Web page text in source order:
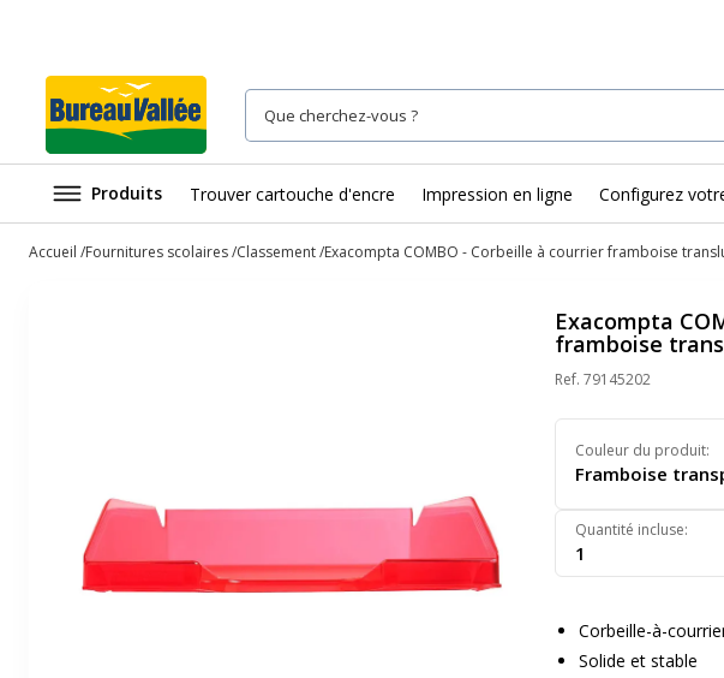
Produits Trouver cartouche d'encre Impression en ligne Configurez
Accueil Fournitures scolaires Classement Exacompta COMBO - Corbeille à courrier framboise
Exacompta
framboise
Ref. 79145202
Couleur du produit:
Framboise
Quantité incluse:
1
Corbeille-à-
Solide et stable